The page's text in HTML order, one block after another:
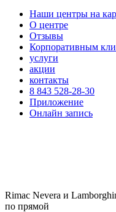
Наши центры на
О центре
Отзывы
Корпоративным
услуги
акции
контакты
8 843 528-28-30
Приложение
Онлайн запись
Rimac Nevera и
по прямой